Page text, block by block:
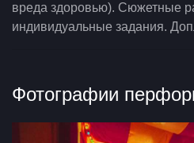
вреда здоровью). Сюжетные
индивидуальные задания.
Фотографии